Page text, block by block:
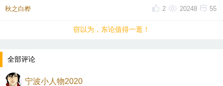
超300，昨天一看帐单才234元。
秋之白桦 55
20248
2
窃以为，东论值得一逛！
全部评论
宁波小人物2020